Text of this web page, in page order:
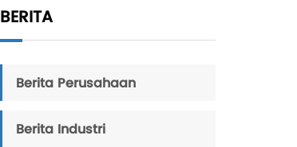
BERITA
Berita Perusahaan
Berita Industri